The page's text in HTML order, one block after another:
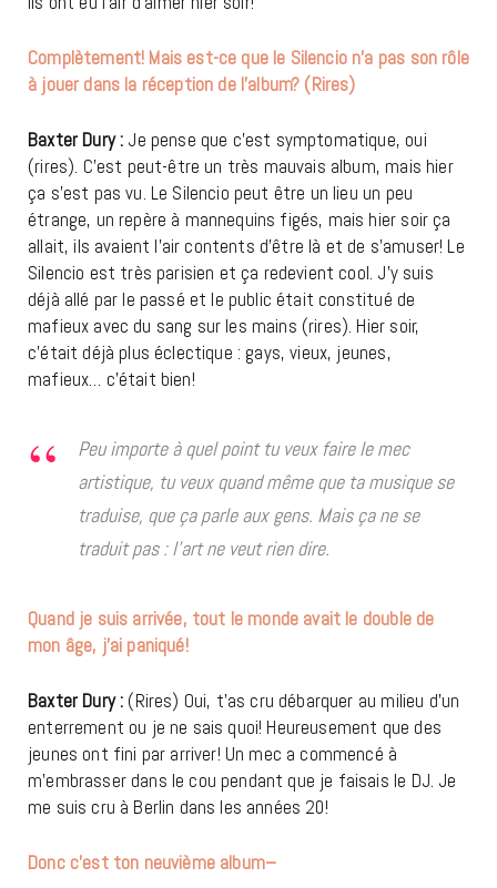
Complètement! Mais est-ce que le Silencio n’a pas son rôle
à jouer dans la réception de l’album? (Rires)
Baxter Dury : Je pense que c’est symptomatique, oui
(rires). C’est peut-être un très mauvais album, mais hier
ça s’est pas vu. Le Silencio peut être un lieu un peu
étrange, un repère à mannequins figés, mais hier soir ça
allait, ils avaient l’air contents d’être là et de s’amuser! Le
Silencio est très parisien et ça redevient cool. J’y suis
déjà allé par le passé et le public était constitué de
mafieux avec du sang sur les mains (rires). Hier soir,
c’était déjà plus éclectique : gays, vieux, jeunes,
mafieux… c’était bien!
Peu importe à quel point tu veux faire le mec
artistique, tu veux quand même que ta musique se
traduise, que ça parle aux gens. Mais ça ne se
traduit pas : l’art ne veut rien dire.
Quand je suis arrivée, tout le monde avait le double de
mon âge, j’ai paniqué!
Baxter Dury : (Rires) Oui, t’as cru débarquer au milieu d’un
enterrement ou je ne sais quoi! Heureusement que des
jeunes ont fini par arriver! Un mec a commencé à
m’embrasser dans le cou pendant que je faisais le DJ. Je
me suis cru à Berlin dans les années 20!
Donc c’est ton neuvième album–